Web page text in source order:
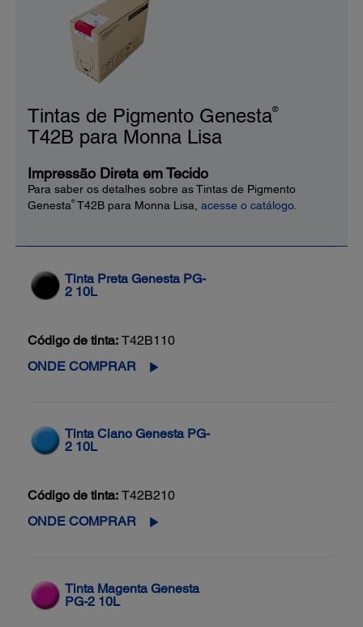
Tintas de Pigmento Genesta®
T42B para Monna Lisa
Impressão Direta em Tecido
Para saber os detalhes sobre as Tintas de Pigmento
Genesta®T42B para Monna Lisa, acesse o catálogo.
Tinta Preta Genesta PG-
2 10L
Código de tinta: T42B110
ONDE COMPRAR
Tinta Ciano Genesta PG-
2 10L
Código de tinta: T42B210
ONDE COMPRAR
Tinta Magenta Genesta
PG-2 10L